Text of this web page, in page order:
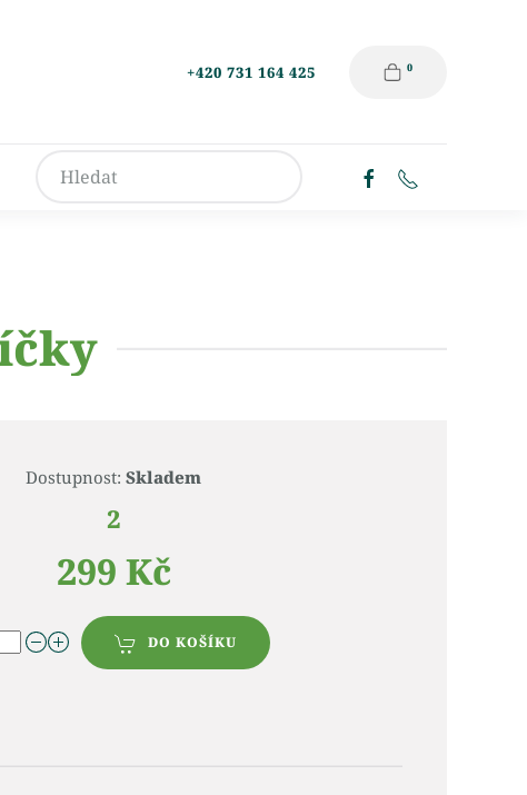
+420 731 164 425 0
Dostupnost: Skladem
2
299 Kč
DO KOŠÍKU